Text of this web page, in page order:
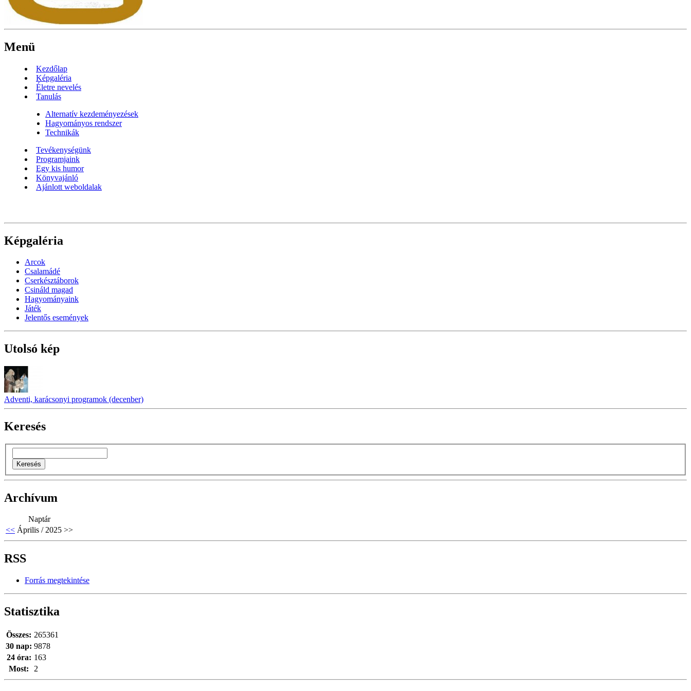
Menü
Kezdőlap
Képgaléria
Életre nevelés
Tanulás
Alternatív kezdeményezések
Hagyományos rendszer
Technikák
Tevékenységünk
Programjaink
Egy kis humor
Könyvajánló
Ajánlott weboldalak
Képgaléria
Arcok
Csalamádé
Cserkésztáborok
Csináld magad
Hagyományaink
Játék
Jelentős események
Utolsó kép
Adventi, karácsonyi programok (decenber)
Keresés
Archívum
Naptár
<< Április / 2025 >>
RSS
Forrás megtekintése
Statisztika
Most: 2
Összes: 265361
30 nap: 9878
24 óra: 163